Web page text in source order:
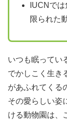
IUCNで
限られた
いつも眠ってい
でかしこく生
があふれてくる
その愛らしい姿
ける動物園は、